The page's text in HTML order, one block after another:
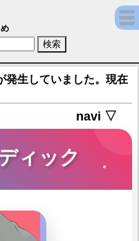
（声優：生天目仁美)
発生していました。現在
navi ▽
ィック